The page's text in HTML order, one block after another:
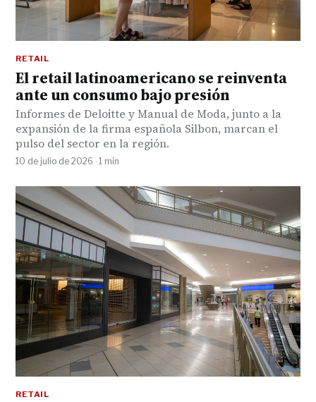
RETAIL
El retail latinoamericano se reinventa
ante un consumo bajo presión
Informes de Deloitte y Manual de Moda, junto a la
expansión de la firma española Silbon, marcan el
pulso del sector en la región.
10 de julio de 2026 · 1 min
RETAIL